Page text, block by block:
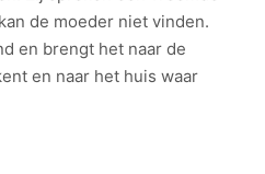
de moeder niet vinden.
en brengt het naar de
en naar het huis waar